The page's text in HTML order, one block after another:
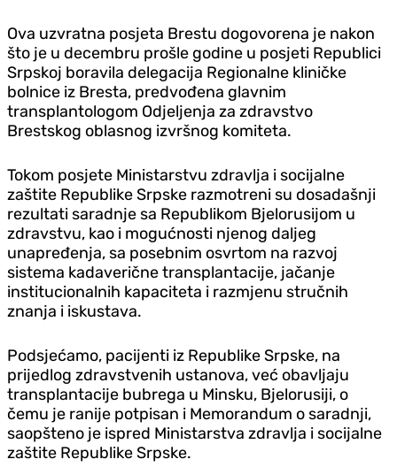
Ova uzvratna posjeta Brestu dogovorena je nakon
što je u decembru prošle godine u posjeti Republici
Srpskoj boravila delegacija Regionalne kliničke
bolnice iz Bresta, predvođena glavnim
transplantologom Odjeljenja za zdravstvo
Brestskog oblasnog izvršnog komiteta.
Tokom posjete Ministarstvu zdravlja i socijalne
zaštite Republike Srpske razmotreni su dosadašnji
rezultati saradnje sa Republikom Bjelorusijom u
zdravstvu, kao i mogućnosti njenog daljeg
unapređenja, sa posebnim osvrtom na razvoj
sistema kadaverične transplantacije, jačanje
institucionalnih kapaciteta i razmjenu stručnih
znanja i iskustava.
Podsjećamo, pacijenti iz Republike Srpske, na
prijedlog zdravstvenih ustanova, već obavljaju
transplantacije bubrega u Minsku, Bjelorusiji, o
čemu je ranije potpisan i Memorandum o saradnji,
saopšteno je ispred Ministarstva zdravlja i socijalne
zaštite Republike Srpske.